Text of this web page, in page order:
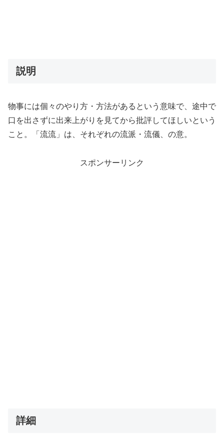
説明
物事には個々のやり方・方法があるという意味で、途中で
口を出さずに出来上がりを見てから批評してほしいという
こと。「流流」は、それぞれの流派・流儀、の意。
スポンサーリンク
詳細